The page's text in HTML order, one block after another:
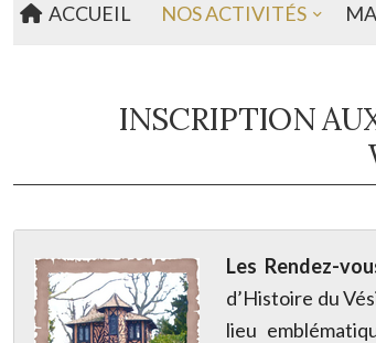
ACCUEIL NOS ACTIVITÉS
INSCRIPTION
Les Rendez-
d’Histoire du
lieu